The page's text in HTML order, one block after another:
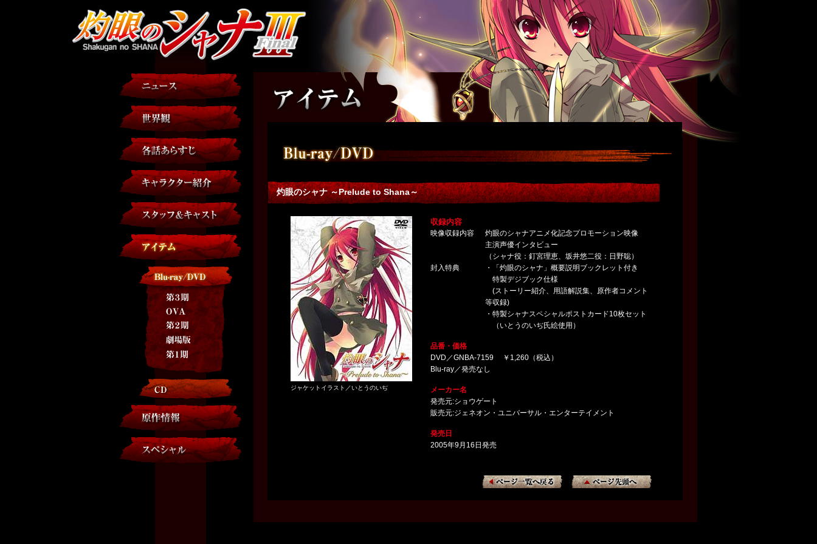
灼眼のシャナ ～Prelude to Shana～
ジャケットイラスト／いとうのいぢ
収録内容
映像収録内容
灼眼のシャナアニメ化記念プロモーション映像
主演声優インタビュー
（シャナ役：釘宮理恵、坂井悠二役：日野聡）
封入特典
・「灼眼のシャナ」概要説明ブックレット付き
特製デジブック仕様
(ストーリー紹介、用語解説集、原作者コメント
等収録)
・特製シャナスペシャルポストカード10枚セット
（いとうのいぢ氏絵使用）
品番・価格
DVD／GNBA-7159 ￥1,260（税込）
Blu-ray／発売なし
メーカー名
発売元:ショウゲート
販売元:ジェネオン・ユニバーサル・エンターテイメント
発売日
2005年9月16日発売